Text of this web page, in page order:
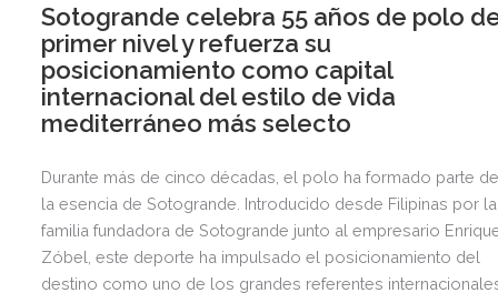
Sotogrande celebra 55 años de polo
primer nivel y refuerza su
posicionamiento como capital
internacional del estilo de vida
mediterráneo más selecto
Durante más de cinco décadas, el polo ha formado parte
la esencia de Sotogrande. Introducido desde Filipinas por la
familia fundadora de Sotogrande junto al empresario
Zóbel, este deporte ha impulsado el posicionamiento del
destino como uno de los grandes referentes